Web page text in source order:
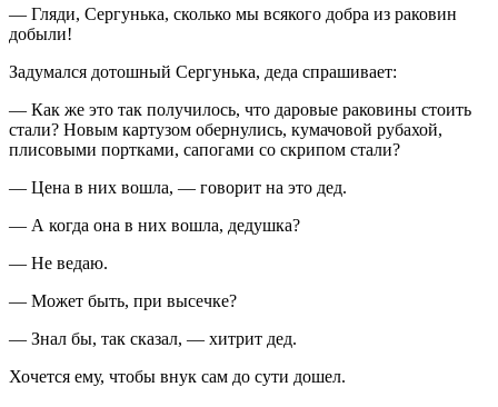
— Гляди, Сергунька, сколько мы всякого добра из раковин
добыли!
Задумался дотошный Сергунька, деда спрашивает:
— Как же это так получилось, что даровые раковины стоить
стали? Новым картузом обернулись, кумачовой рубахой,
плисовыми портками, сапогами со скрипом стали?
— Цена в них вошла, — говорит на это дед.
— А когда она в них вошла, дедушка?
— Не ведаю.
— Может быть, при высечке?
— Знал бы, так сказал, — хитрит дед.
Хочется ему, чтобы внук сам до сути дошел.